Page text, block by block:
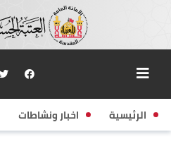
الرئيسية اخبار ونشاطات